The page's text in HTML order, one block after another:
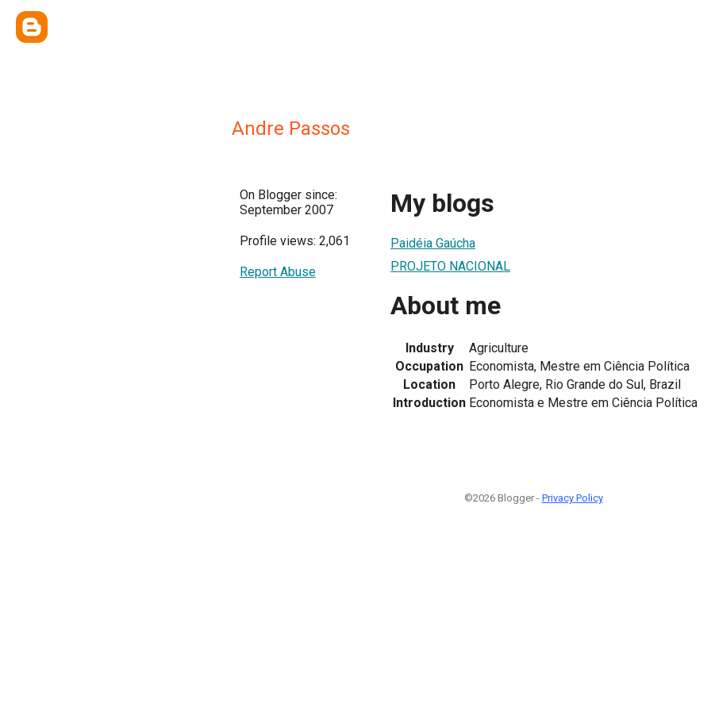
Andre Passos
On Blogger since:
September 2007
Profile views: 2,061
Report Abuse
My blogs
Paidéia Gaúcha
PROJETO NACIONAL
About me
Industry
Agriculture
Occupation Economista, Mestre em Ciência Política
Location
Porto Alegre, Rio Grande do Sul, Brazil
Introduction Economista e Mestre em Ciência Política
©2026 Blogger - Privacy Policy